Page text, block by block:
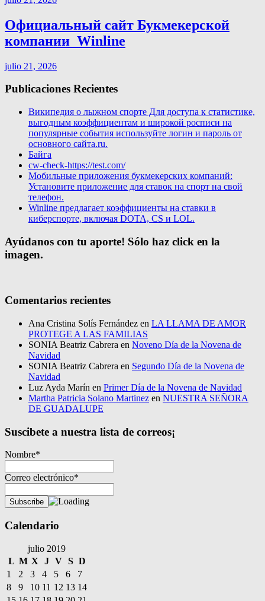
Официальный сайт Букмекерской
компании ️ Winline
julio 21, 2026
Publicaciones Recientes
Википедия о лыжном спорте Для доступа к статистике,
выгодным коэффициентам и широкой росписи на
популярные события используйте логин и пароль от
основного сайта.ru.
Байга
cw-check-https://test.com/
Мобильные приложения букмекерских компаний:
Установите приложение для ставок на спорт на свой
телефон.
Winline предлагает коэффициенты на ставки в
киберспорте, включая DOTA, CS и LOL.
Ayúdanos con tu aporte! Sólo haz click en la
imagen.
Comentarios recientes
Ana Cristina Solís Fernández en LA LLAMA DE AMOR
PROTEGE A LAS FAMILIAS
SONIA Beatriz Cabrera en Noveno Día de la Novena de
Navidad
SONIA Beatriz Cabrera en Segundo Día de la Novena de
Navidad
Luz Ayda Marín en Primer Día de la Novena de Navidad
Martha Patricia Solano Martinez en NUESTRA SEÑORA
DE GUADALUPE
Suscibete a nuestra lista de correos¡
Nombre*
Correo electrónico*
Calendario
julio 2019
L M X J V S D
1
2 3 4 5 6
7
8
9 10 11 12 13 14